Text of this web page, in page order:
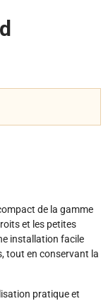
de la gamme
et les petites
installation facile
tout en conservant la
pratique et